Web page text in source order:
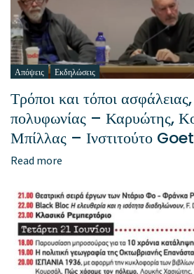
Απόψεις Εκδηλώσεις
Τρόποι και τόποι
πολυφωνίας – Καρυώτης,
Μπίλλας – Ινστιτούτο
Read more